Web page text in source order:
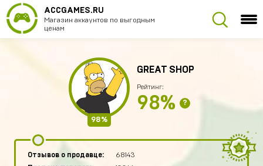
ACCGAMES.RU
Магазин аккаунтов по выгодным
ценам
98%
GREAT SHOP
Рейтинг:
98% ?
Отзывов о продавце:
68143